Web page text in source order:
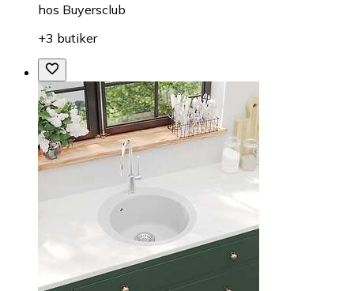
hos Buyersclub
+3 butiker